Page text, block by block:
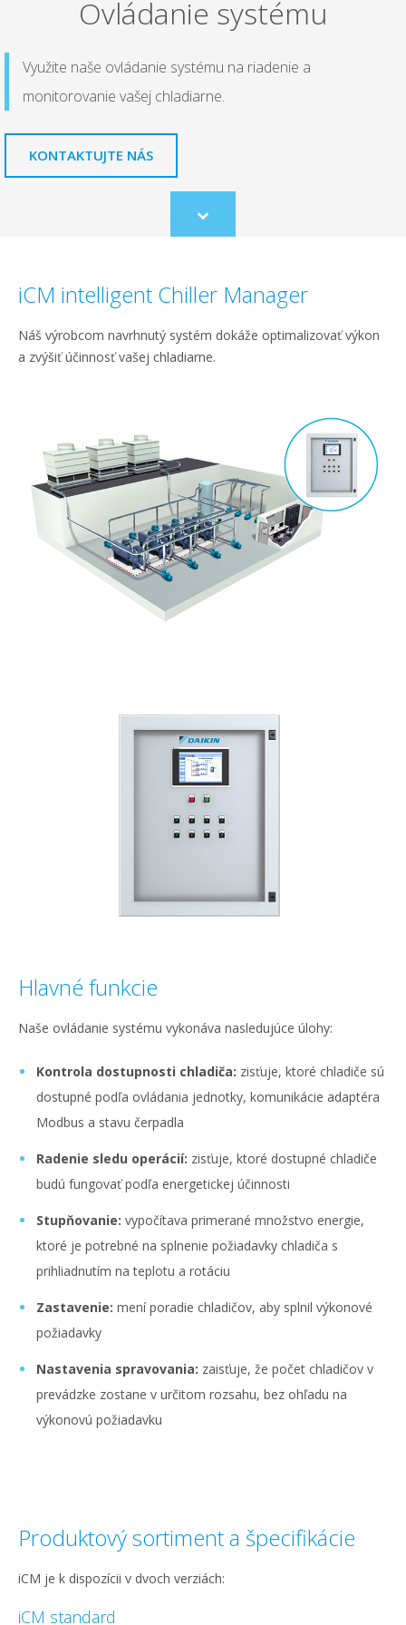
Ovládanie systému
Využite naše ovládanie systému na riadenie a
monitorovanie vašej chladiarne.
KONTAKTUJTE NÁS
Scroll
to
iCM intelligent Chiller Manager
Náš výrobcom navrhnutý systém dokáže optimalizovať výkon
a zvýšiť účinnosť vašej chladiarne.
Hlavné funkcie
Naše ovládanie systému vykonáva nasledujúce úlohy:
Kontrola dostupnosti chladiča: zisťuje, ktoré chladiče sú
dostupné podľa ovládania jednotky, komunikácie adaptéra
Modbus a stavu čerpadla
Radenie sledu operácií: zisťuje, ktoré dostupné chladiče
budú fungovať podľa energetickej účinnosti
Stupňovanie: vypočítava primerané množstvo energie,
ktoré je potrebné na splnenie požiadavky chladiča s
prihliadnutím na teplotu a rotáciu
Zastavenie: mení poradie chladičov, aby splnil výkonové
požiadavky
Nastavenia spravovania: zaisťuje, že počet chladičov v
prevádzke zostane v určitom rozsahu, bez ohľadu na
výkonovú požiadavku
Produktový sortiment a špecifikácie
iCM je k dispozícii v dvoch verziách:
iCM standard